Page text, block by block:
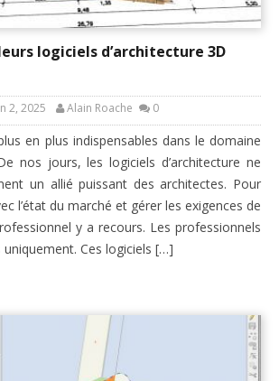
logiciels d’architecture 3D
2, 2025 Alain Roache 0
en plus indispensables dans le domaine
nos jours, les logiciels d’architecture ne
un allié puissant des architectes. Pour
l’état du marché et gérer les exigences de
y a recours. Les professionnels
uniquement. Ces logiciels […]